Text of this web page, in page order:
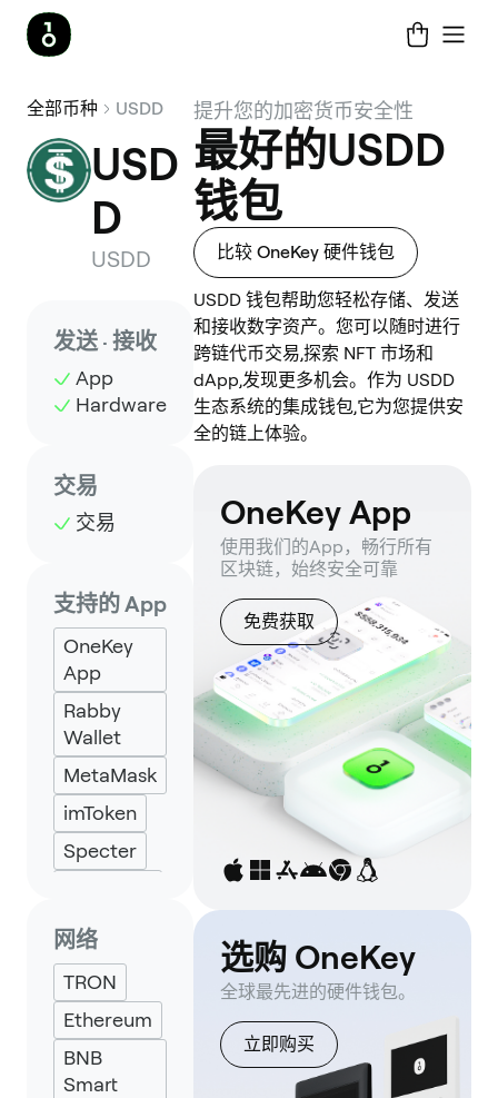
全部币种 USDD
USD
D
USDD
发送 · 接收
App
Hardware
交易
交易
支持的 App
OneKey
App
Rabby
Wallet
MetaMask
imToken
Specter
Keplr
Eternl
UniSat
网络
TRON
Ethereum
BNB
Smart
提升您的加密货币安全性
最好的USDD
钱包
比较 OneKey 硬件钱包
USDD 钱包帮助您轻松存储、发送
和接收数字资产。您可以随时进行
跨链代币交易,探索 NFT 市场和
dApp,发现更多机会。作为 USDD
生态系统的集成钱包,它为您提供安
全的链上体验。
OneKey App
使用我们的App，畅行所有
区块链，始终安全可靠
免费获取
选购 OneKey
全球最先进的硬件钱包。
立即购买